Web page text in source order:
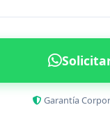
Garantía